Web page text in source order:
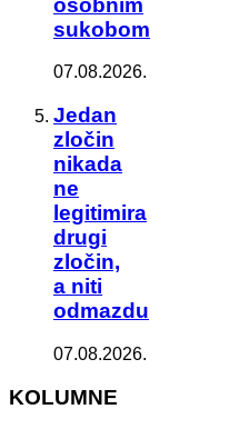
sukobom
07.08.2026.
Jedan
zločin
nikada
ne
legitimira
drugi
zločin,
a niti
odmazdu
07.08.2026.
KOLUMNE